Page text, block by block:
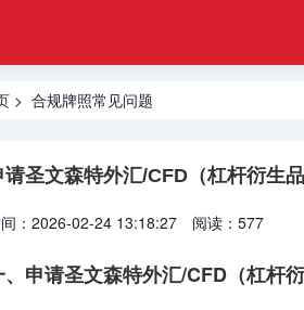
规
照牌照
牌
> 合规牌照常见问题
请圣文森特外汇/CFD（杠杆衍生
：2026-02-24 13:18:27 阅读：577
、申请圣文森特外汇/CFD（杠杆